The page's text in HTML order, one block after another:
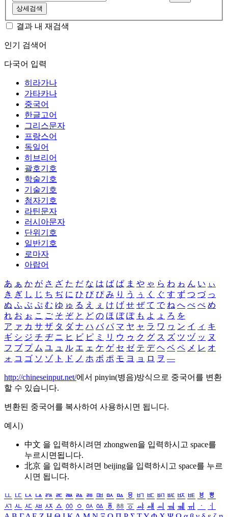
상세검색
결과 내 재검색
인기 검색어
다국어 입력
히라가나
가타카나
중국어
한글고어
그리스문자
프랑스어
독일어
히브리어
괄호기호
학술기호
기술기호
첨자기호
라틴문자
러시아문자
단위기호
일반기호
로마자
아랍어
あ ぁ か が さ ざ た だ な は ば ぱ ま や ゃ ら わ ゎ ん い ぃ
き ぎ し じ ち ぢ に ひ び ぴ み り う ぅ く ぐ す ず つ づ っ
ぬ ふ ぶ ぷ む ゆ ゅ る え ぇ け げ せ ぜ て で ね へ べ ぺ め
れ お ぉ こ ご そ ぞ と ど の ほ ぼ ぽ も よ ょ ろ を
ア ァ カ サ ザ タ ダ ナ ハ バ パ マ ヤ ャ ラ ワ ヮ ン イ ィ キ
ギ シ ジ チ ヂ ニ ヒ ビ ピ ミ リ ウ ゥ ク グ ス ズ ツ ヅ ッ ヌ
フ ブ プ ム ユ ュ ル エ ェ ケ ゲ セ ゼ テ デ ヘ ベ ペ メ レ オ
ォ コ ゴ ソ ゾ ト ド ノ ホ ボ ポ モ ヨ ョ ロ ヲ ―
http://chineseinput.net/에서 pinyin(병음)방식으로 중국어를 변환
할 수 있습니다.
변환된 중국어를 복사하여 사용하시면 됩니다.
예시)
中文 을 입력하시려면 zhongwen을 입력하시고 space를
누르시면됩니다.
北京 을 입력하시려면 beijing을 입력하시고 space를 누르
시면 됩니다.
ㅥ ㅦ ㅧ ㅨ ㅩ ㅪ ㅫ ㅬ ㅭ ㅮ ㅯ ㅰ ㅱ ㅲ ㅳ ㅴ ㅵ ㅶ ㅷ ㅸ
ㅹ
ㅺ ㅻ ㅼ ㅽ ㅾ ㅿ ㆀ ㆁ ㆂ ㆃ ㆄ ㆅ ㆆ ㆇ ㆈ ㆉ ㆊ ㆋ ㆌ ㆍ
ㆎ